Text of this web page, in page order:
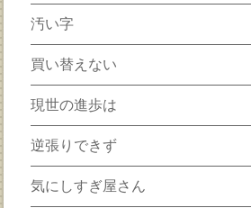
汚い字
買い替えない
現世の進歩は
逆張りできず
気にしすぎ屋さん